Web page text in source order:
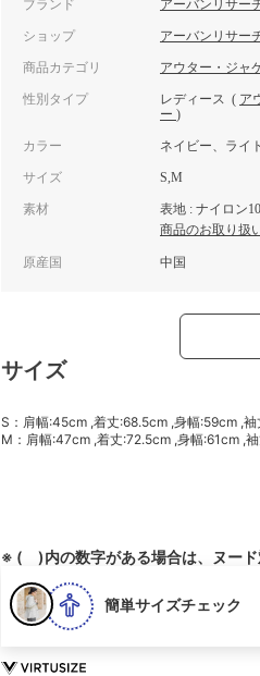
ブランド アーバンリサー
ショップ アーバンリサー
商品カテゴリ アウター・ジャ
性別タイプ レディース ( ア
ー )
カラー ネイビー、ライ
サイズ S,M
素材
表地 : ナイロン
商品のお取り扱
原産国 中国
サイズ
S：肩幅:45cm ,着丈:68.5cm ,身幅:59cm ,
M：肩幅:47cm ,着丈:72.5cm ,身幅:61cm ,
※ ( )内の数字がある場合は、ヌード
簡単サイズチェック